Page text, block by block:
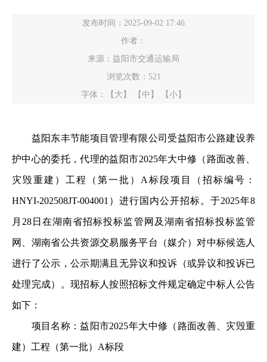
发布时间：2025-09-02 17:46
作者：
来源：益阳市交通运输局
浏览次数： 521
字体：
【大】 【中】 【小】
益阳东丰节能项目管理有限公司受益阳市公路建设养
护中心的委托，代理的益阳市2025年大中修（路面改善、
灾毁重建）工程（第一批）A标段项目（招标编号：
HNYI-202508JT-004001）进行国内公开招标。于2025年8
月28日在湖南省招标投标监管网及湖南省招标投标监管
网、湖南省公共资源交易服务平台（媒介）对中标候选人
进行了公示，公示期满且无异议和投诉（或异议和投诉已
处理完成）。现招标人按照招标文件规定确定中标人公告
如下：
项目名称：益阳市2025年大中修（路面改善、灾毁重
建）工程（第一批）A标段